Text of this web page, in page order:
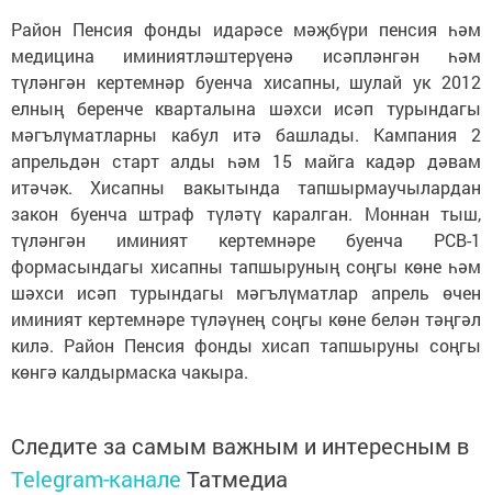
Район Пенсия фонды идарәсе мәҗбүри пенсия һәм
медицина иминиятләштерүенә исәпләнгән һәм
түләнгән кертемнәр буенча хисапны, шулай ук 2012
елның беренче кварталына шәхси исәп турындагы
мәгълүматларны кабул итә башлады. Кампания 2
апрельдән старт алды һәм 15 майга кадәр дәвам
итәчәк. Хисапны вакытында тапшырмаучылардан
закон буенча штраф түләтү каралган. Моннан тыш,
түләнгән иминият кертемнәре буенча РСВ-1
формасындагы хисапны тапшыруның соңгы көне һәм
шәхси исәп турындагы мәгълүматлар апрель өчен
иминият кертемнәре түләүнең соңгы көне белән тәңгәл
килә. Район Пенсия фонды хисап тапшыруны соңгы
көнгә калдырмаска чакыра.
Следите за самым важным и интересным в
Telegram-канале Татмедиа